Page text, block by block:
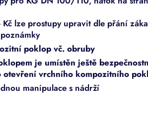
lze prostupy upravit dle přání
poklop vč. obruby
je umístěn ještě
otevření vrchního kompozitního
manipulace s nádrží